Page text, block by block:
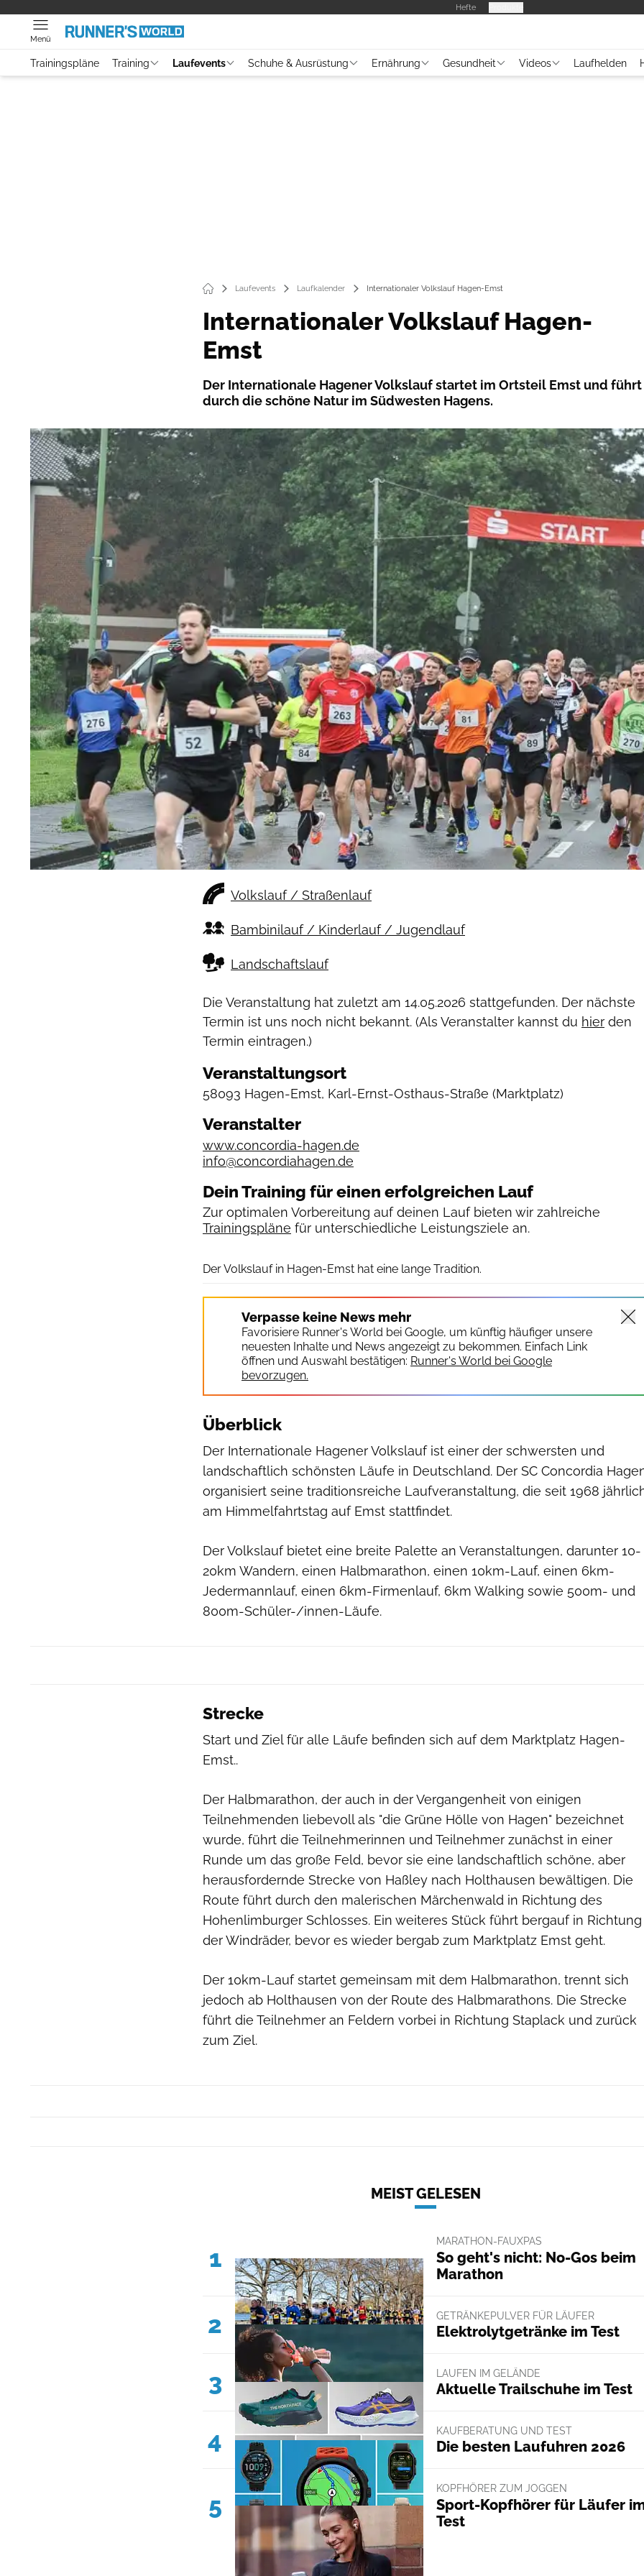
Hefte
Menü
Trainingspläne Training Laufevents Schuhe & Ausrüstung Ernährung Gesundheit Videos Laufhelden
Laufevents Laufkalender Internationaler Volkslauf Hagen-Emst
Internationaler Volkslauf Hagen-
Emst
Der Internationale Hagener Volkslauf startet im Ortsteil Emst und führt
durch die schöne Natur im Südwesten Hagens.
Volkslauf / Straßenlauf
Bambinilauf / Kinderlauf / Jugendlauf
Landschaftslauf
Die Veranstaltung hat zuletzt am 14.05.2026 stattgefunden. Der nächste
Termin ist uns noch nicht bekannt. (Als Veranstalter kannst du hier den
Termin eintragen.)
Veranstaltungsort
58093 Hagen-Emst, Karl-Ernst-Osthaus-Straße (Marktplatz)
Veranstalter
www.concordia-hagen.de
info@concordiahagen.de
Dein Training für einen erfolgreichen Lauf
Zur optimalen Vorbereitung auf deinen Lauf bieten wir zahlreiche
Trainingspläne für unterschiedliche Leistungsziele an.
Der Volkslauf in Hagen-Emst hat eine lange Tradition.
Verpasse keine News mehr
Favorisiere Runner's World bei Google, um künftig häufiger unsere
neuesten Inhalte und News angezeigt zu bekommen. Einfach Link
öffnen und Auswahl bestätigen: Runner's World bei Google
bevorzugen.
Überblick
Der Internationale Hagener Volkslauf ist einer der schwersten und
landschaftlich schönsten Läufe in Deutschland. Der SC Concordia
organisiert seine traditionsreiche Laufveranstaltung, die seit 1968
am Himmelfahrtstag auf Emst stattfindet.
Der Volkslauf bietet eine breite Palette an Veranstaltungen, darunter 10-
20km Wandern, einen Halbmarathon, einen 10km-Lauf, einen 6km-
Jedermannlauf, einen 6km-Firmenlauf, 6km Walking sowie 500m- und
800m-Schüler-/innen-Läufe.
Strecke
Start und Ziel für alle Läufe befinden sich auf dem Marktplatz Hagen-
Emst..
Der Halbmarathon, der auch in der Vergangenheit von einigen
Teilnehmenden liebevoll als "die Grüne Hölle von Hagen" bezeichnet
wurde, führt die Teilnehmerinnen und Teilnehmer zunächst in einer
Runde um das große Feld, bevor sie eine landschaftlich schöne, aber
herausfordernde Strecke von Haßley nach Holthausen bewältigen. Die
Route führt durch den malerischen Märchenwald in Richtung des
Hohenlimburger Schlosses. Ein weiteres Stück führt bergauf in Richtung
der Windräder, bevor es wieder bergab zum Marktplatz Emst geht.
Der 10km-Lauf startet gemeinsam mit dem Halbmarathon, trennt sich
jedoch ab Holthausen von der Route des Halbmarathons. Die Strecke
führt die Teilnehmer an Feldern vorbei in Richtung Staplack und zurück
zum Ziel.
MEIST GELESEN
1
MARATHON-FAUXPAS
So geht's nicht: No-Gos beim
Marathon
2 GETRÄNKEPULVER FÜR LÄUFER
Elektrolytgetränke im Test
3 LAUFEN IM GELÄNDE
Aktuelle Trailschuhe im Test
4 KAUFBERATUNG UND TEST
Die besten Laufuhren 2026
5
KOPFHÖRER ZUM JOGGEN
Sport-Kopfhörer für Läufer
Test